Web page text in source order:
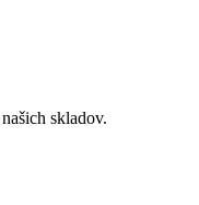
skladov.